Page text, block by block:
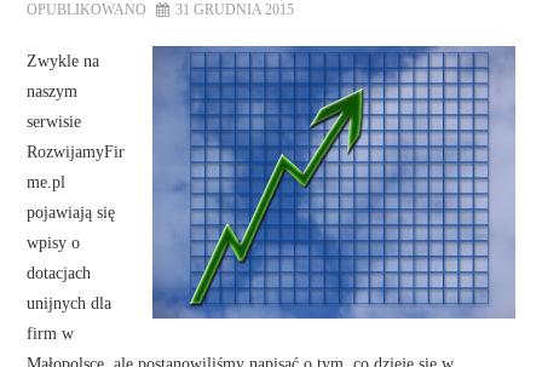
OPUBLIKOWANO 31 GRUDNIA 2015
Zwykle na
naszym
serwisie
RozwijamyFir
me.pl
pojawiają się
wpisy o
dotacjach
unijnych dla
firm w
Małopolsce, ale postanowiliśmy napisać o tym, co dzieje się w